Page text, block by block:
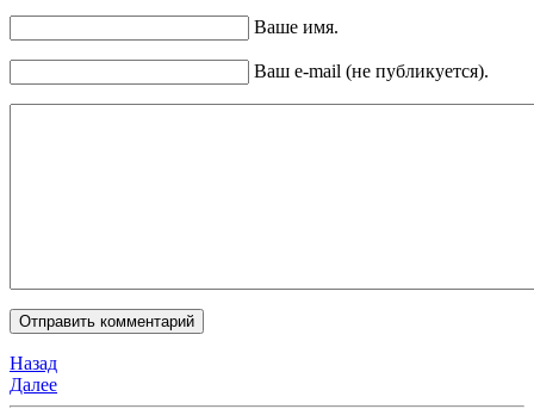
Ваше имя.
Ваш e-mail (не публикуется).
Назад
Далее